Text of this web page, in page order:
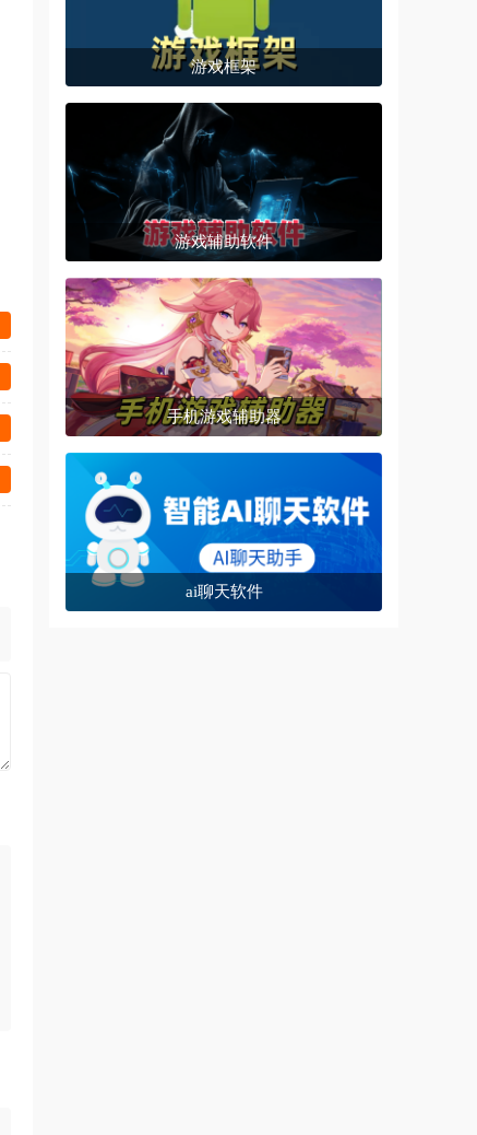
游戏框架
游戏辅助软件
手机游戏辅助器
ai聊天软件